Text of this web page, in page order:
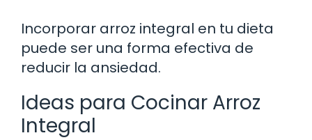
Incorporar arroz integral en tu dieta
puede ser una forma efectiva de
reducir la ansiedad.
Ideas para Cocinar Arroz
Integral